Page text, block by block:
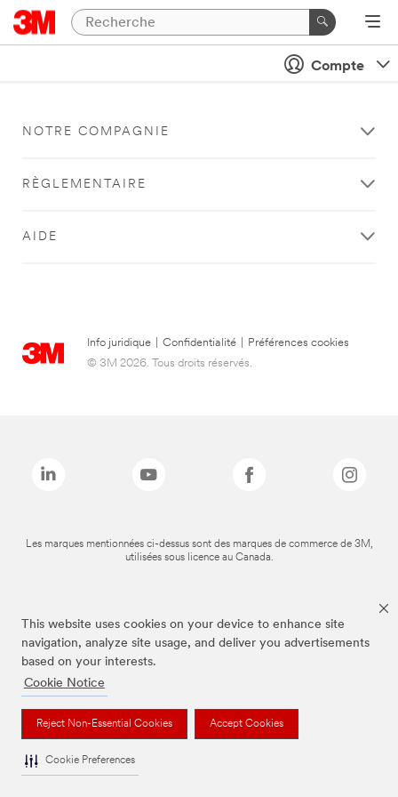
This website uses cookies on your device to enhance site
navigation, analyze site usage, and deliver you advertisements
based on your interests.
Cookie Notice
Reject Non-Essential Cookies Accept Cookies
Cookie Preferences
Compte
NOTRE COMPAGNIE
RÈGLEMENTAIRE
AIDE
Info juridique Confidentialité
Préférences cookies
© 3M 2026. Tous droits réservés.
Les marques mentionnées ci-dessus sont des marques de commerce de 3M,
utilisées sous licence au Canada.